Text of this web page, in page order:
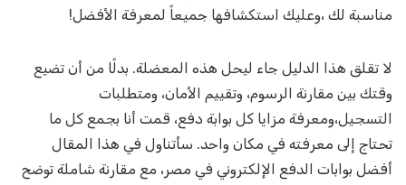
مناسبة لك ،وعليك استكشافها جميعاً لمعرفة الأفضل!
لا تقلق هذا الدليل جاء ليحل هذه المعضلة. بدلًا من أن تضيع
وقتك بين مقارنة الرسوم، وتقييم الأمان، ومتطلبات
التسجيل،ومعرفة مزايا كل بوابة دفع، قمت أنا بجمع كل ما
تحتاج إلى معرفته في مكان واحد. سأتناول في هذا المقال
أفضل بوابات الدفع الإلكتروني في مصر، مع مقارنة شاملة توضح